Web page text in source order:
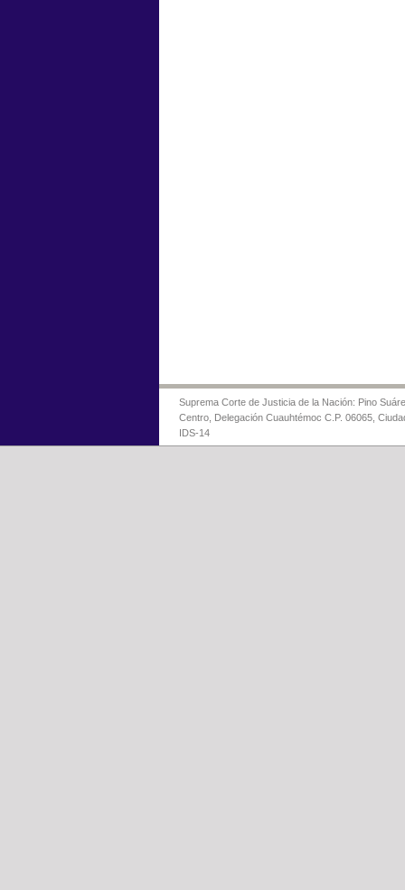
Suprema Corte de Justicia de la Nación: Pino
Centro, Delegación Cuauhtémoc C.P. 06065,
IDS-14